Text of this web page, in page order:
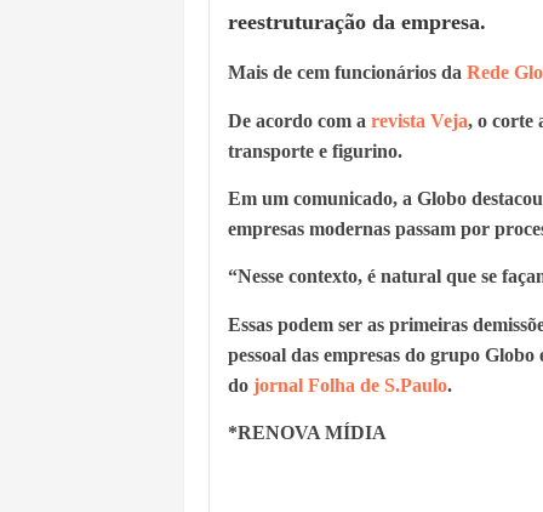
reestruturação da empresa.
Mais de cem funcionários da Rede
De acordo com a revista Veja, o corte
transporte e figurino.
Em um comunicado, a Globo
empresas modernas passam por
“Nesse contexto, é natural que se
Essas podem ser as primeiras
pessoal das empresas do grupo
do jornal Folha de S.Paulo.
*RENOVA MÍDIA